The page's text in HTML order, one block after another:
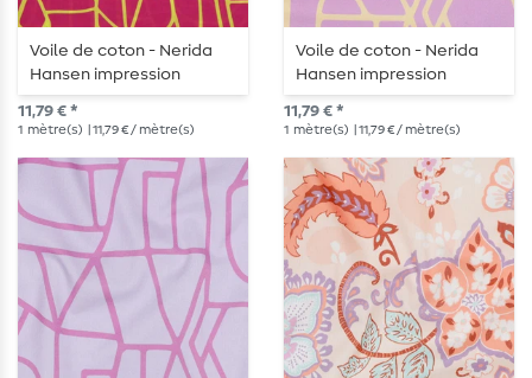
Voile de coton - Nerida
Hansen impression
numérique Town Fuchsia
11,79 € *
1 mètre(s) | 11,79 € / mètre(s)
Voile de coton - Nerida
Hansen impression
numérique Town
Lavendel
11,79 € *
1 mètre(s) | 11,79 € / mètre(s)